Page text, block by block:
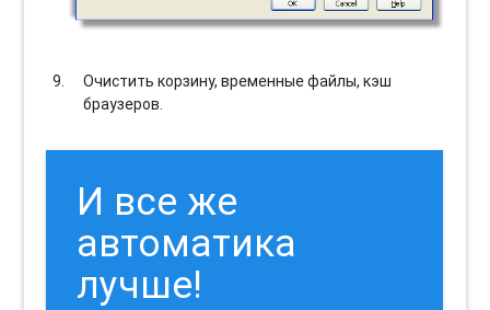
Очистить корзину, временные файлы, кэш
браузеров.
И все же
автоматика
лучше!